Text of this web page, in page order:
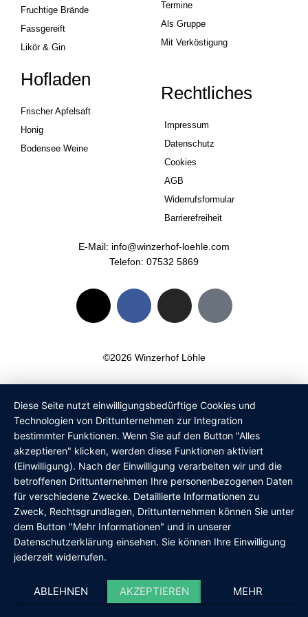
Fruchtige Brände
Fassgereift
Likör & Gin
Termine
Als Gruppe
Mit Verköstigung
Hofladen
Frischer Apfelsaft
Honig
Bodensee Weine
Rechtliches
Impressum
Datenschutz
Cookies
AGB
Widerrufsformular
Barrierefreiheit
E-Mail: info@winzerhof-loehle.com
Telefon: 07532 5869
E
o
p
e
F
b
o
o
k
I
a
g
r
a
m
T
k
©2026 Winzerhof Löhle
Diese Seite nutzt einwilligungsbedürftige Cookies und
Technologien von Drittunternehmen zur Integration
bestimmter Funktionen. Wenn Sie auf den Button "Alles
akzeptieren" klicken, werden diese Funktionen aktiviert
(Einwilligung). Nach der Einwilligung verarbeiten wir und die
betroffenen Drittunternehmen Ihre personenbezogenen Daten
für verschiedene Zwecke. Detaillierte Informationen zu
Zweck, Rechtsgrundlagen, Drittunternehmen können Sie unter
dem Button "Mehr Informationen" und in unserer
Datenschutzerklärung einsehen. Sie können Ihre Einwilligung
jederzeit widerrufen.
ABLEHNEN AKZEPTIEREN MEHR